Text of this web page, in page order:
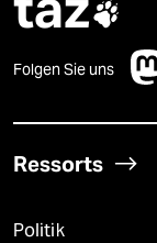

Folgen Sie uns
Ressorts
Politik